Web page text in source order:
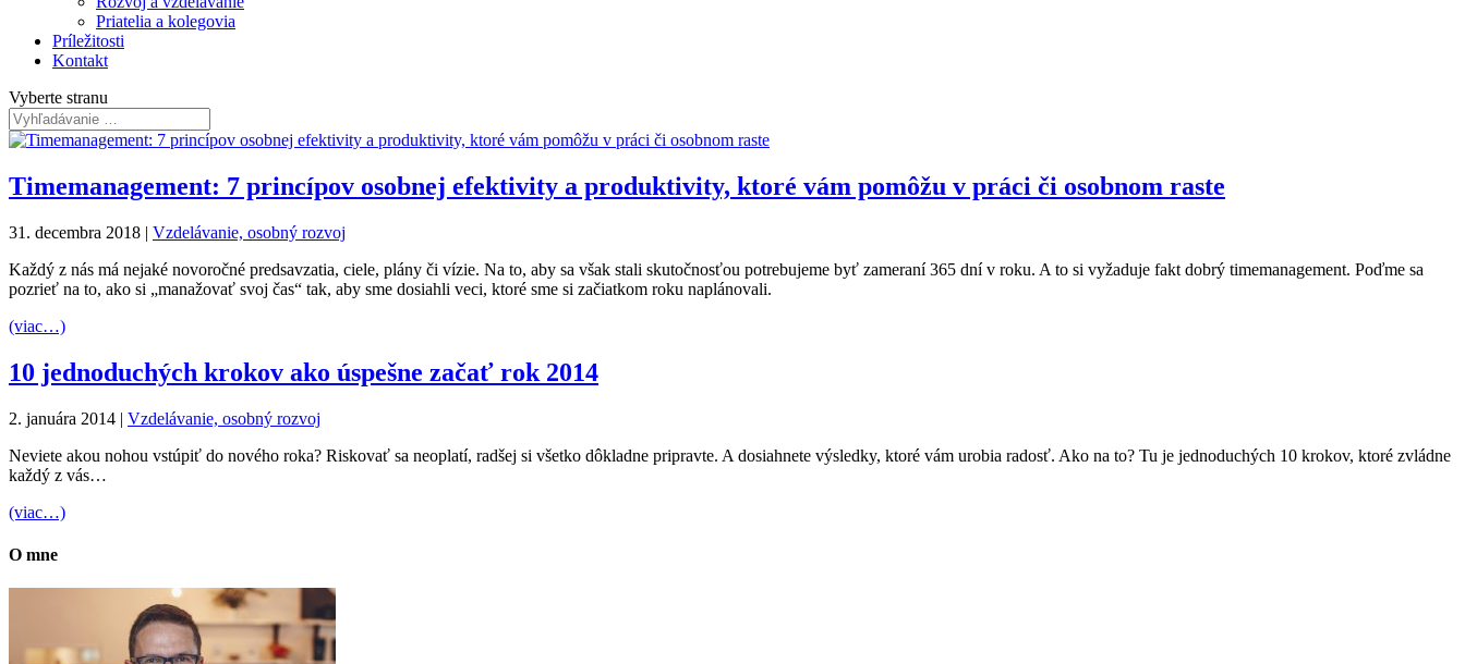
Priatelia a kolegovia
Príležitosti
Kontakt
Vyberte stranu
Timemanagement: 7 princípov osobnej efektivity a produktivity, ktoré vám pomôžu v práci či osobnom raste
31. decembra 2018 | Vzdelávanie, osobný rozvoj
Každý z nás má nejaké novoročné predsavzatia, ciele, plány či vízie. Na to, aby sa však stali skutočnosťou potrebujeme byť zameraní 365 dní v roku. A to si vyžaduje fakt dobrý timemanagement. Poďme sa
pozrieť na to, ako si „manažovať svoj čas“ tak, aby sme dosiahli veci, ktoré sme si začiatkom roku naplánovali.
(viac…)
10 jednoduchých krokov ako úspešne začať rok 2014
2. januára 2014 | Vzdelávanie, osobný rozvoj
Neviete akou nohou vstúpiť do nového roka? Riskovať sa neoplatí, radšej si všetko dôkladne pripravte. A dosiahnete výsledky, ktoré vám urobia radosť. Ako na to? Tu je jednoduchých 10 krokov, ktoré zvládne
každý z vás…
(viac…)
O mne